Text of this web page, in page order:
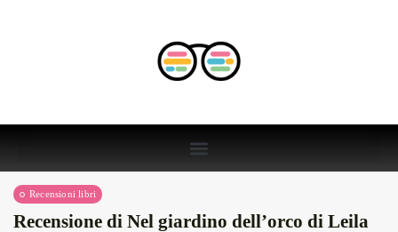
Recensioni libri
Recensione di Nel giardino dell’orco di Leila